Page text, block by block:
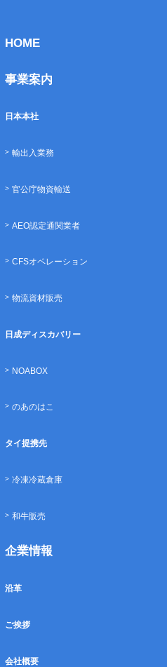
HOME
事業案内
日本本社
輸出入業務
官公庁物資輸送
AEO認定通関業者
CFSオペレーション
物流資材販売
日成ディスカバリー
NOABOX
のあのはこ
タイ提携先
冷凍冷蔵倉庫
和牛販売
企業情報
沿革
ご挨拶
会社概要